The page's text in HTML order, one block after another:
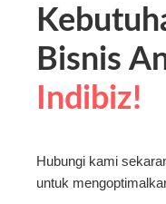
Bisnis
Indibiz!
Hubungi kami
untuk